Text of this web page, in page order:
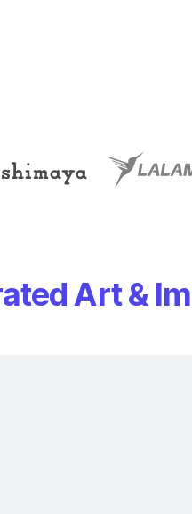
Art &